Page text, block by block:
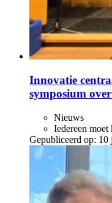
Innovatie
symposium
Nieuws
Iedereen moet
Gepubliceerd op: 10